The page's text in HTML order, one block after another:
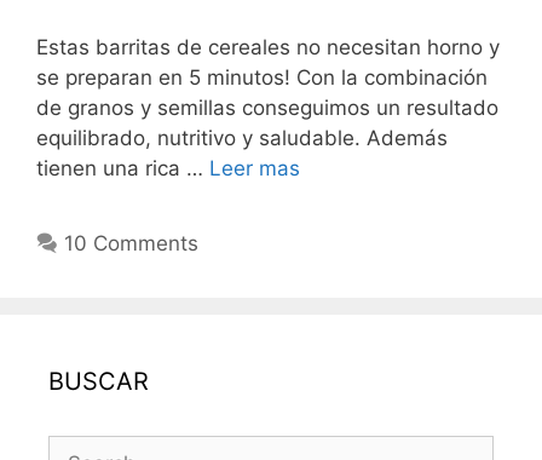
Estas barritas de cereales no necesitan horno y
se preparan en 5 minutos! Con la combinación
de granos y semillas conseguimos un resultado
equilibrado, nutritivo y saludable. Además
tienen una rica … Leer mas
10 Comments
BUSCAR